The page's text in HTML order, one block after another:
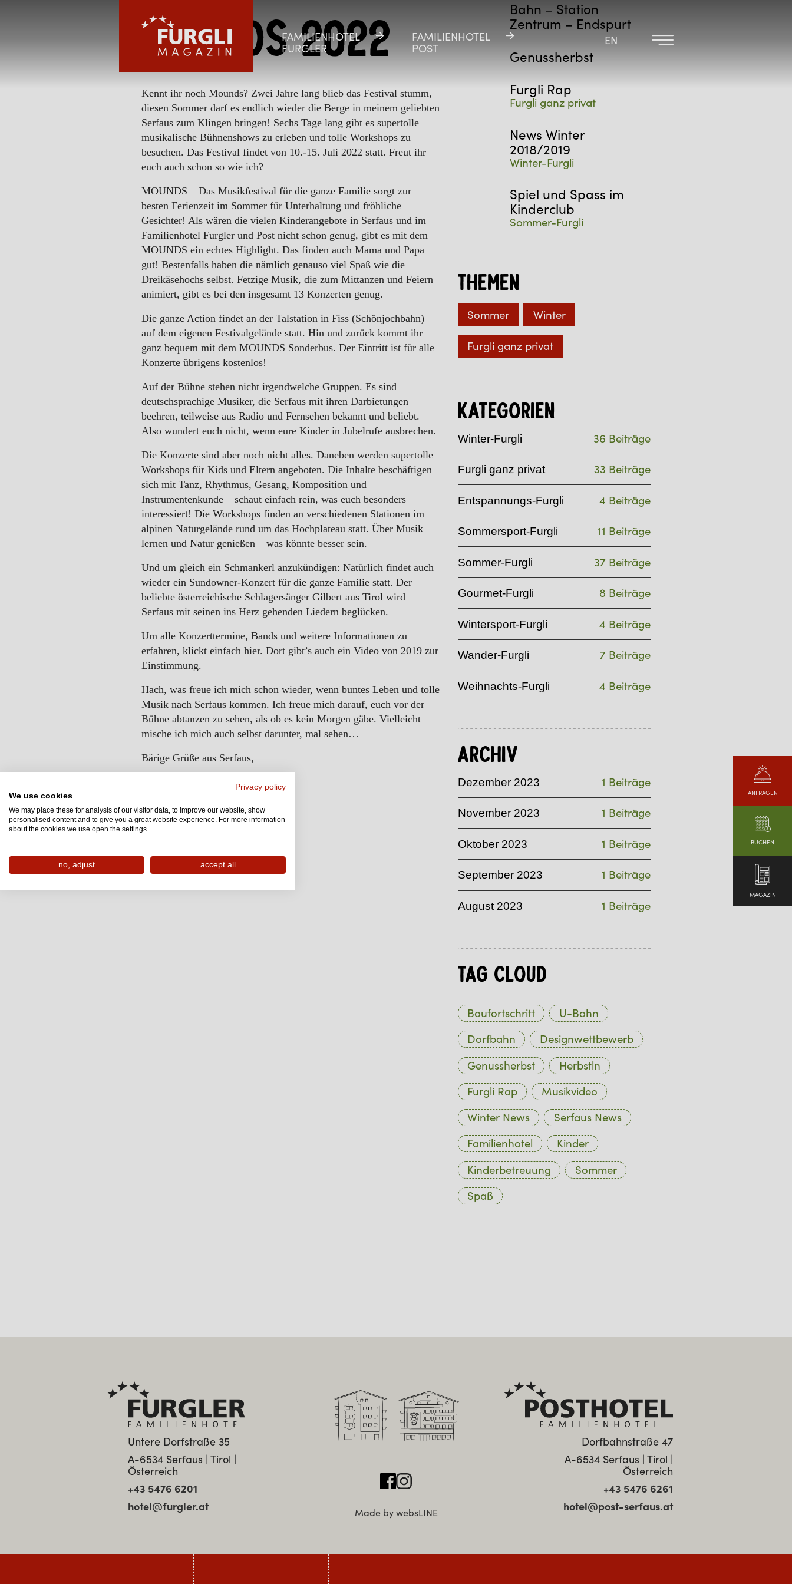
FAMILIENHOTEL
FURGLER
FAMILIENHOTEL
POST
EN
FAMILIENHOTEL
FURGLER
FAMILIENHOTEL
POST
EN
FURGLI HOTELS
KINDER
SOMMER
WINTER
ANFRAGEN
BUCHEN
MAGAZIN
Mounds 2022
Kennt ihr noch Mounds? Zwei Jahre lang blieb das Festival stumm,
diesen Sommer darf es endlich wieder die Berge in meinem geliebten
Serfaus zum Klingen bringen! Sechs Tage lang gibt es supertolle
musikalische Bühnenshows zu erleben und tolle Workshops zu
besuchen. Das Festival findet von 10.-15. Juli 2022 statt. Freut ihr
euch auch schon so wie ich?
MOUNDS – Das Musikfestival für die ganze Familie sorgt zur
besten Ferienzeit im Sommer für Unterhaltung und fröhliche
Gesichter! Als wären die vielen Kinderangebote in Serfaus und im
Familienhotel Furgler und Post nicht schon genug, gibt es mit dem
MOUNDS ein echtes Highlight. Das finden auch Mama und Papa
gut! Bestenfalls haben die nämlich genauso viel Spaß wie die
Dreikäsehochs selbst. Fetzige Musik, die zum Mittanzen und Feiern
animiert, gibt es bei den insgesamt 13 Konzerten genug.
Die ganze Action findet an der Talstation in Fiss (Schönjochbahn)
auf dem eigenen Festivalgelände statt. Hin und zurück kommt ihr
ganz bequem mit dem MOUNDS Sonderbus. Der Eintritt ist für alle
Konzerte übrigens kostenlos!
Auf der Bühne stehen nicht irgendwelche Gruppen. Es sind
deutschsprachige Musiker, die Serfaus mit ihren Darbietungen
beehren, teilweise aus Radio und Fernsehen bekannt und beliebt.
Also wundert euch nicht, wenn eure Kinder in Jubelrufe ausbrechen.
Die Konzerte sind aber noch nicht alles. Daneben werden supertolle
Workshops für Kids und Eltern angeboten. Die Inhalte beschäftigen
sich mit Tanz, Rhythmus, Gesang, Komposition und
Instrumentenkunde – schaut einfach rein, was euch besonders
interessiert! Die Workshops finden an verschiedenen Stationen im
alpinen Naturgelände rund um das Hochplateau statt. Über Musik
lernen und Natur genießen – was könnte besser sein.
Und um gleich ein Schmankerl anzukündigen: Natürlich findet auch
wieder ein Sundowner-Konzert für die ganze Familie statt. Der
beliebte österreichische Schlagersänger Gilbert aus Tirol wird
Serfaus mit seinen ins Herz gehenden Liedern beglücken.
Um alle Konzerttermine, Bands und weitere Informationen zu
erfahren, klickt einfach hier. Dort gibt’s auch ein Video von 2019 zur
Einstimmung.
Hach, was freue ich mich schon wieder, wenn buntes Leben und tolle
Musik nach Serfaus kommen. Ich freue mich darauf, euch vor der
Bühne abtanzen zu sehen, als ob es kein Morgen gäbe. Vielleicht
mische ich mich auch selbst darunter, mal sehen…
Bärige Grüße aus Serfaus,
Bahn – Station
Zentrum – Endspurt
Genussherbst
Furgli Rap
Furgli ganz privat
News Winter
2018/2019
Winter-Furgli
Spiel und Spass im
Kinderclub
Sommer-Furgli
Themen
Sommer Winter
Furgli ganz privat
Kategorien
Winter-Furgli 36 Beiträge
Furgli ganz privat 33 Beiträge
Entspannungs-Furgli 4 Beiträge
Sommersport-Furgli 11 Beiträge
Sommer-Furgli 37 Beiträge
Gourmet-Furgli 8 Beiträge
Wintersport-Furgli 4 Beiträge
Wander-Furgli 7 Beiträge
Weihnachts-Furgli 4 Beiträge
Archiv
Dezember 2023 1 Beiträge
November 2023 1 Beiträge
Oktober 2023 1 Beiträge
September 2023 1 Beiträge
August 2023 1 Beiträge
Tag Cloud
Baufortschritt
U-Bahn
Dorfbahn
Designwettbewerb
Genussherbst
Herbstln
Furgli Rap
Musikvideo
Winter News
Serfaus News
Familienhotel
Kinder
Kinderbetreuung
Sommer
Spaß
Untere Dorfstraße 35
A-6534 Serfaus | Tirol |
Österreich
+43 5476 6201
hotel@furgler.at
Made by websLINE
Dorfbahnstraße 47
A-6534 Serfaus | Tirol |
Österreich
+43 5476 6261
hotel@post-serfaus.at
Privacy policy
We use cookies
We may place these for analysis of our visitor data, to improve our website, show
personalised content and to give you a great website experience. For more information
about the cookies we use open the settings.
no, adjust accept all